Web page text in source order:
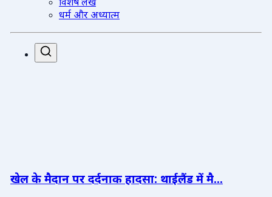
विशेष लेख
धर्म और अध्यात्म
खेल के मैदान पर दर्दनाक हादसा: थाईलैंड में मै...